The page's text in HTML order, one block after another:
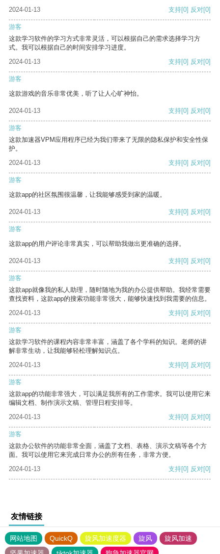
2024-01-13
支持[0] 反对[0]
游客
这款学习软件的学习方式非常灵活，可以根据自己的需求选择学习方
式。我可以根据自己的时间安排学习进度。
2024-01-13
支持[0] 反对[0]
游客
这款游戏的音乐非常优美，听了让人心旷神怡。
2024-01-13 支持[0] 反对[0]
游客
这款加速器VPM应用程序已经为我们带来了无限的隐私保护和安全性保
护。
2024-01-13
支持[0] 反对[0]
游客
这款app的社区氛围很温馨，让我能够感受到家的温暖。
2024-01-13 支持[0] 反对[0]
游客
这款app的用户评论非常真实，可以帮助我做出更准确的选择。
2024-01-13 支持[0] 反对[0]
游客
这款app就像我的私人助理，随时随地为我的办公提供帮助。我经常需要
查找资料，这款app的搜索功能非常强大，能够快速找到我需要的信息。
2024-01-13
支持[0] 反对[0]
游客
这款学习软件的课程内容非常丰富，涵盖了各个学科的知识。老师的讲
解非常生动，让我能够轻松理解知识点。
2024-01-13
支持[0] 反对[0]
游客
这款app的功能非常强大，可以满足我所有的工作需求。我可以使用它来
编辑文档、制作演示文稿、管理日程安排等。
2024-01-13
支持[0] 反对[0]
游客
这款办公软件的功能非常全面，涵盖了文档、表格、演示文稿等各个方
面。我可以使用它来完成日常办公的所有任务，非常方便。
2024-01-13
支持[0] 反对[0]
友情链接
网站地图 QuickQ 旋风加速度器 旋风
旋风加速